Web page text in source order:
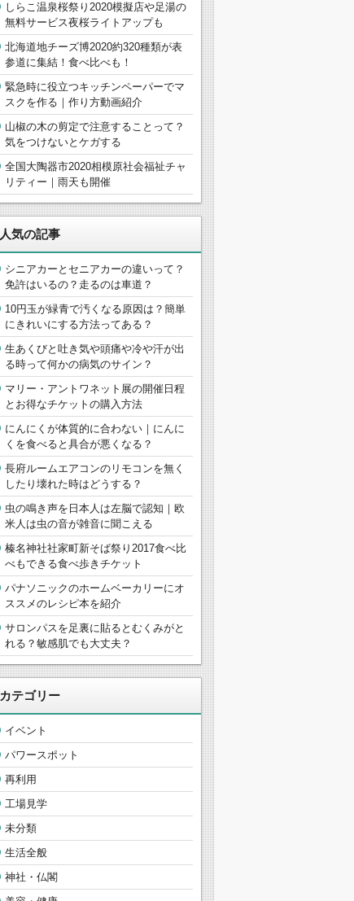
しらこ温泉桜祭り2020模擬店や足湯の
無料サービス夜桜ライトアップも
北海道地チーズ博2020約320種類が表
参道に集結！食べ比べも！
緊急時に役立つキッチンペーパーでマ
スクを作る｜作り方動画紹介
山椒の木の剪定で注意することって？
気をつけないとケガする
全国大陶器市2020相模原社会福祉チャ
リティー｜雨天も開催
人気の記事
シニアカーとセニアカーの違いって？
免許はいるの？走るのは車道？
10円玉が緑青で汚くなる原因は？簡単
にきれいにする方法ってある？
生あくびと吐き気や頭痛や冷や汗が出
る時って何かの病気のサイン？
マリー・アントワネット展の開催日程
とお得なチケットの購入方法
にんにくが体質的に合わない｜にんに
くを食べると具合が悪くなる？
長府ルームエアコンのリモコンを無く
したり壊れた時はどうする？
虫の鳴き声を日本人は左脳で認知｜欧
米人は虫の音が雑音に聞こえる
榛名神社社家町新そば祭り2017食べ比
べもできる食べ歩きチケット
パナソニックのホームベーカリーにオ
ススメのレシピ本を紹介
サロンパスを足裏に貼るとむくみがと
れる？敏感肌でも大丈夫？
カテゴリー
イベント
パワースポット
再利用
工場見学
未分類
生活全般
神社・仏閣